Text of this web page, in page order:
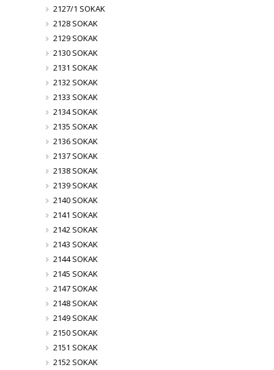
2127/1 SOKAK
2128 SOKAK
2129 SOKAK
2130 SOKAK
2131 SOKAK
2132 SOKAK
2133 SOKAK
2134 SOKAK
2135 SOKAK
2136 SOKAK
2137 SOKAK
2138 SOKAK
2139 SOKAK
2140 SOKAK
2141 SOKAK
2142 SOKAK
2143 SOKAK
2144 SOKAK
2145 SOKAK
2147 SOKAK
2148 SOKAK
2149 SOKAK
2150 SOKAK
2151 SOKAK
2152 SOKAK